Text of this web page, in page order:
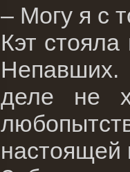
– Могу я с
Кэт
Непавших.
деле не
настоящей